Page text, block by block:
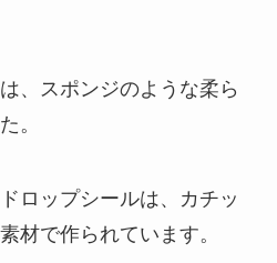
、スポンジのような柔ら
。
ロップシールは、カチッ
材で作られています。